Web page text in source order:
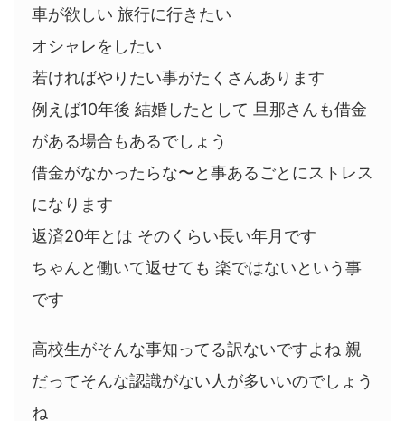
車が欲しい 旅行に行きたい
オシャレをしたい
若ければやりたい事がたくさんあります
例えば10年後 結婚したとして 旦那さんも借金
がある場合もあるでしょう
借金がなかったらな〜と事あるごとにストレス
になります
返済20年とは そのくらい長い年月です
ちゃんと働いて返せても 楽ではないという事
です
高校生がそんな事知ってる訳ないですよね 親
だってそんな認識がない人が多いいのでしょう
ね